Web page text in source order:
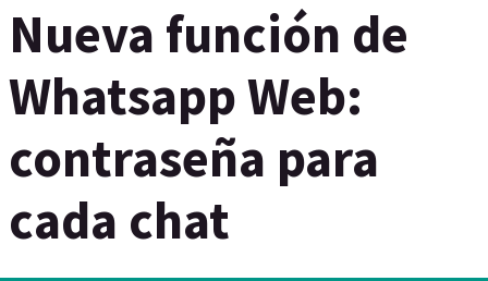
Nueva función de
Whatsapp Web:
contraseña para
cada chat